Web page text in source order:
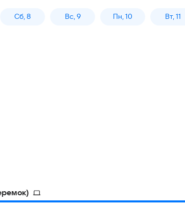
Сб, 8 Вс, 9 Пн, 10 Вт, 11